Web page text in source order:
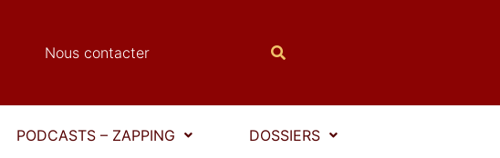
Nous contacter
PODCASTS – ZAPPING DOSSIERS